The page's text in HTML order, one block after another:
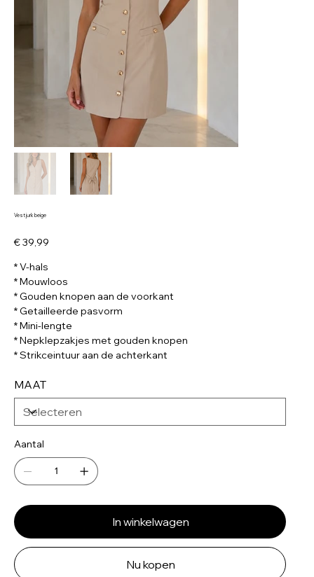
Vest jurk beige
Prijs
€ 39,99
* V-hals
* Mouwloos
* Gouden knopen aan de voorkant
* Getailleerde pasvorm
* Mini-lengte
* Nepklepzakjes met gouden knopen
* Strikceintuur aan de achterkant
MAAT
Aantal
In winkelwagen
Nu kopen